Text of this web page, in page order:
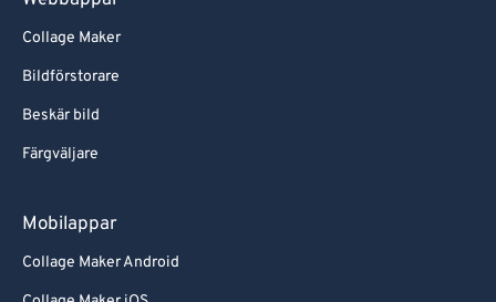
Collage Maker
Bildförstorare
Beskär bild
Färgväljare
Mobilappar
Collage Maker Android